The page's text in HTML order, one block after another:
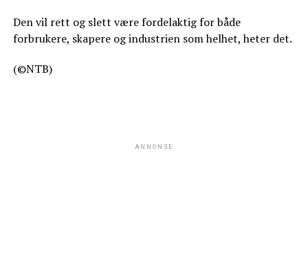
Den vil rett og slett være fordelaktig for både
forbrukere, skapere og industrien som helhet, heter det.
(©NTB)
ANNONSE